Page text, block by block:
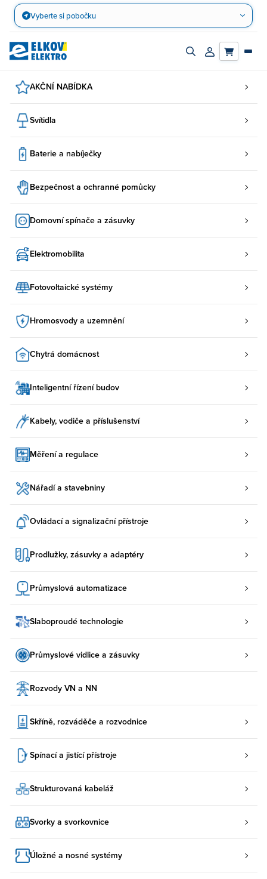
Přejít
obsah
Vyberte si pobočku
Zapnout/vypnout
Přihlásit/
AKČNÍ NABÍDKA
Svítidla
Baterie a nabíječky
Bezpečnost a ochranné pomůcky
Domovní spínače a zásuvky
Elektromobilita
Fotovoltaické systémy
Hromosvody a uzemnění
Chytrá domácnost
Inteligentní řízení budov
Kabely, vodiče a příslušenství
Měření a regulace
Nářadí a stavebniny
Ovládací a signalizační přístroje
Prodlužky, zásuvky a adaptéry
Průmyslová automatizace
Slaboproudé technologie
Průmyslové vidlice a zásuvky
Rozvody VN a NN
Skříně, rozváděče a rozvodnice
Spínací a jistící přístroje
Strukturovaná kabeláž
Svorky a svorkovnice
Úložné a nosné systémy